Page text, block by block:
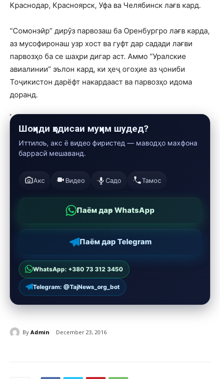
Краснодар, Красноярск, Уфа ва Челябинск лағв кард.
“Сомонэйр” дирӯз парвозаш ба Оренбургро лағв карда,
аз мусофиронаш узр хост ва гуфт дар садади лағви
парвозҳо ба се шаҳри дигар аст. Аммо “Уралские
авиалинии” эълон кард, ки ҳеҷ огоҳие аз ҷониби
Тоҷикистон дарёфт накардааст ва парвозҳо идома
доранд.
Шоҳиди ҳодисаи муҳим шудед?
Иттилоъ, акс ё видео фиристед — маводҳо махфона
баррасӣ мешаванд.
Акс Видео Садо Тамос
Паём дар WhatsApp
Паём дар Telegram
WhatsApp: +380 73 312 3450
Telegram: @TajNews_org_bot
By Admin December 23, 2016